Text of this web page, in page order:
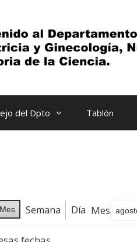
del Dpto Tablón
Mes Semana Día Mes